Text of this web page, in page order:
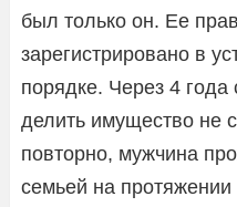
был только он. Ее
зарегистрировано в
порядке. Через 4 года
делить имущество не
повторно, мужчина
семьей на протяжении